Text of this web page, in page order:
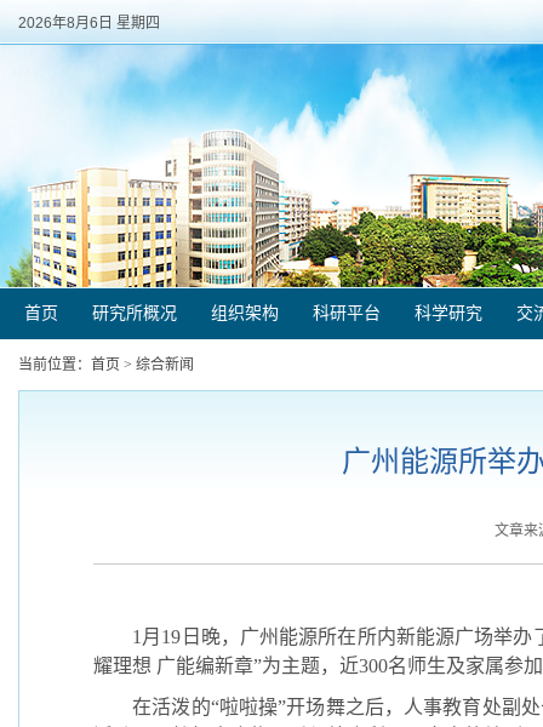
2026年8月6日 星期四
首页 研究所概况 组织架构 科研平台 科学研究 交
当前位置： 首页 > 综合新闻
广州能源所举
文章来
1 月 19 日晚，广州能源所在所内新能源广场举办
耀理想 广能编新章”为主题，近300名师生及家属参
在活泼的“啦啦操”开场舞之后，人事教育处副